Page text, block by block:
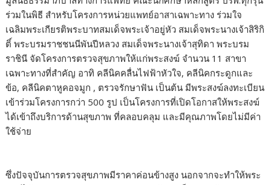
ร่วมในพิธี สำหรับโครงการหน่วยแพทย์อาสาเฉพาะทาง ร่วมใจ
เฉลิมพระเกียรติพระบาทสมเด็จพระเจ้าอยู่หัว สมเด็จพระนางเจ้าสิริกิ
ติ์ พระบรมราชชนนีพันปีหลวง สมเด็จพระนางเจ้าสุทิดา พระบรม
ราชินี จัดโครงการตรวจสุขภาพให้แก่พระสงฆ์ จำนวน 11 สาขา
เฉพาะทางที่สำคัญ อาทิ คลีนิคคลื่นไฟฟ้าหัวใจ, คลีนิคกระดูกและ
ข้อ, คลีนิคตาหูคอจมูก , ตรวจรักษาฟัน เป็นต้น มีพระสงฆ์ลงทะเบียน
เข้าร่วมโครงการกว่า 500 รูป เป็นโครงการที่เปิดโอกาสให้พระสงฆ์
ได้เข้าถึงบริการด้านสุขภาพ ที่คลอบคลุม และมีคุณภาพโดยไม่มีค่า
ใช้จ่าย
ซึ่งปัจจุบันการตรวจสุขภาพมีราคาค่อนข้างสูง นอกจากจะทำให้พระ